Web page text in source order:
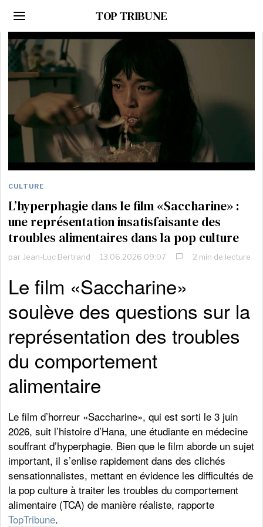
TOP TRIBUNE
CULTURE
L’hyperphagie dans le film «Saccharine» :
une représentation insatisfaisante des
troubles alimentaires dans la pop culture
par Jean-Luc Bertrand 13.06.2026 09:07 2 min de lecture
Le film «Saccharine»
soulève des questions sur la
représentation des troubles
du comportement
alimentaire
Le film d’horreur «Saccharine», qui est sorti le 3 juin
2026, suit l’histoire d’Hana, une étudiante en médecine
souffrant d’hyperphagie. Bien que le film aborde un sujet
important, il s’enlise rapidement dans des clichés
sensationnalistes, mettant en évidence les difficultés de
la pop culture à traiter les troubles du comportement
alimentaire (TCA) de manière réaliste, rapporte
TopTribune.